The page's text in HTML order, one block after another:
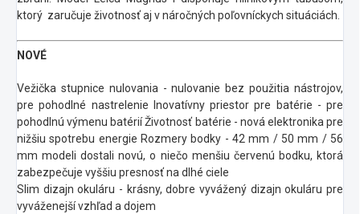
ktorý zaručuje životnosť aj v náročných poľovníckych situáciách.
NOVÉ
Vežička stupnice nulovania - nulovanie bez použitia nástrojov,
pre pohodlné nastrelenie
Inovatívny priestor pre batérie - pre
pohodlnú výmenu batériíŽivotnosť batérie - nová elektronika pre
nižšiu spotrebu energie Rozmery bodky - 42 mm / 50 mm / 56
mm modeli dostali novú, o niečo menšiu červenú bodku, ktorá
zabezpečuje vyššiu presnosť na dlhé ciele
Slim dizajn okuláru - krásny, dobre vyvážený dizajn okuláru pre
vyváženejší vzhľad a dojem